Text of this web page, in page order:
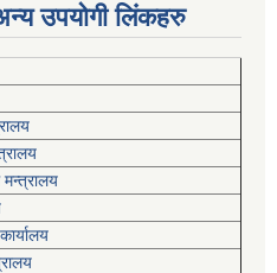
उपयोगी लिंकहरु